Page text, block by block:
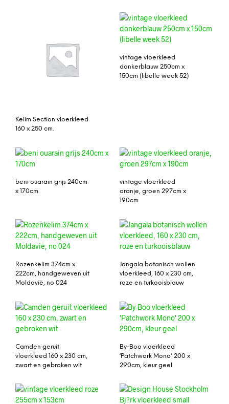
Kelim Section vloerkleed
160 x 250 cm.
vintage vloerkleed
donkerblauw 250cm x
150cm (libelle week 52)
beni ouarain grijs 240cm
x 170cm
vintage vloerkleed
oranje, groen 297cm x
190cm
Rozenkelim 374cm x
222cm, handgeweven uit
Moldavië, no 024
Jangala botanisch wollen
vloerkleed, 160 x 230 cm,
roze en turkooisblauw
Camden geruit
vloerkleed 160 x 230 cm,
zwart en gebroken wit
By-Boo vloerkleed
‘Patchwork Mono’ 200 x
290cm, kleur geel